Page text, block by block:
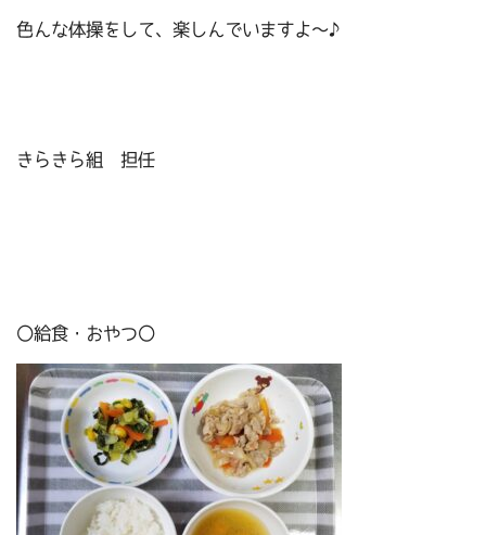
色んな体操をして、楽しんでいますよ～♪
きらきら組 担任
〇給食・おやつ〇